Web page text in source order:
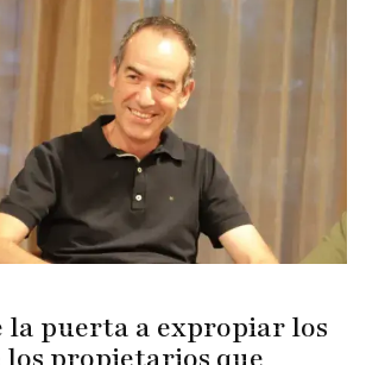
la puerta a expropiar los